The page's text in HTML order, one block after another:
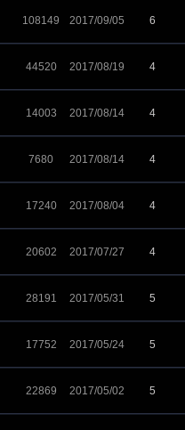
108149 2017/09/05 6
44520 2017/08/19 4
14003 2017/08/14 4
7680 2017/08/14 4
17240 2017/08/04 4
20602 2017/07/27 4
28191 2017/05/31 5
17752 2017/05/24 5
22869 2017/05/02 5